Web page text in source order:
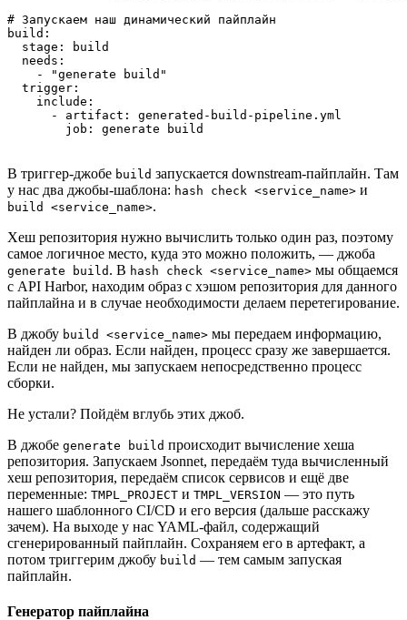
# Запускаем наш динамический пайплайн
build:
  stage: build
  needs:
    - "generate build"
  trigger:
    include:
      - artifact: generated-build-pipeline.yml
        job: generate build
В триггер-джобе build запускается downstream-пайплайн. Там
у нас два джобы-шаблона: hash check <service_name> и
build <service_name>.
Хеш репозитория нужно вычислить только один раз, поэтому
самое логичное место, куда это можно положить, — джоба
generate build . В hash check <service_name> мы общаемся
с API Harbor, находим образ с хэшом репозитория для данного
пайплайна и в случае необходимости делаем перетегирование.
В джобу build <service_name> мы передаем информацию,
найден ли образ. Если найден, процесс сразу же завершается.
Если не найден, мы запускаем непосредственно процесс
сборки.
Не устали? Пойдём вглубь этих джоб.
В джобе generate build происходит вычисление хеша
репозитория. Запускаем Jsonnet, передаём туда вычисленный
хеш репозитория, передаём список сервисов и ещё две
переменные: TMPL_PROJECT и TMPL_VERSION — это путь
нашего шаблонного CI/CD и его версия (дальше расскажу
зачем). На выходе у нас YAML-файл, содержащий
сгенерированный пайплайн. Сохраняем его в артефакт, а
потом триггерим джобу build — тем самым запуская
пайплайн.
Генератор пайплайна